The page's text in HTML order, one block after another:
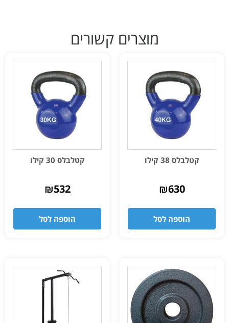
מוצרים קשורים
קטלבלס 38 קילו
₪630
הוספה לסל
קטלבלס 30 קילו
₪532
הוספה לסל